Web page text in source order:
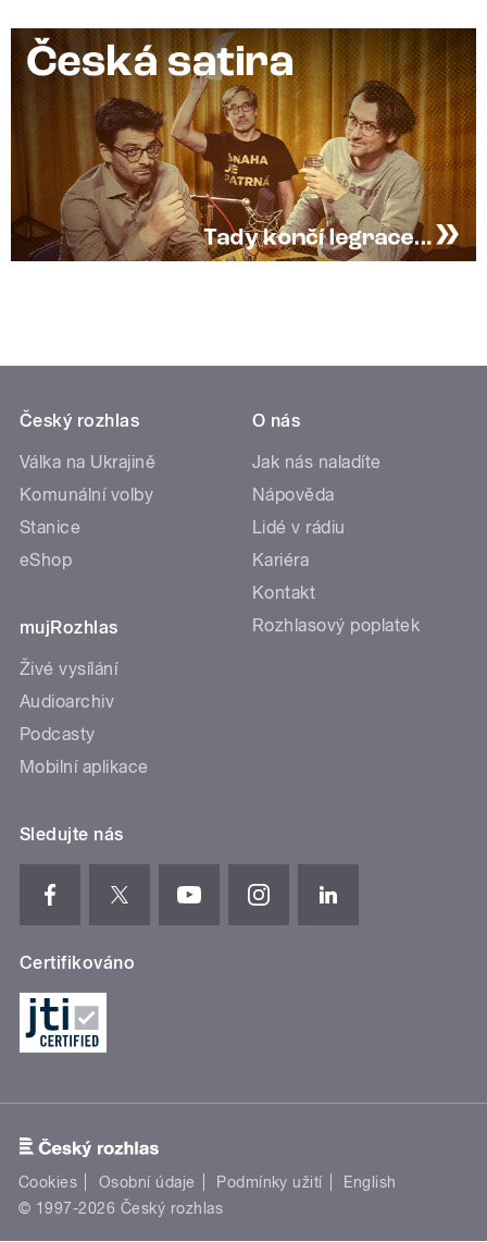
Český rozhlas
Válka na Ukrajině
Komunální volby
Stanice
eShop
mujRozhlas
Živé vysílání
Audioarchiv
Podcasty
Mobilní aplikace
O nás
Jak nás naladíte
Nápověda
Lidé v rádiu
Kariéra
Kontakt
Rozhlasový poplatek
Sledujte nás
Certifikováno
Cookies Osobní údaje Podmínky užití
English
© 1997-2026 Český rozhlas